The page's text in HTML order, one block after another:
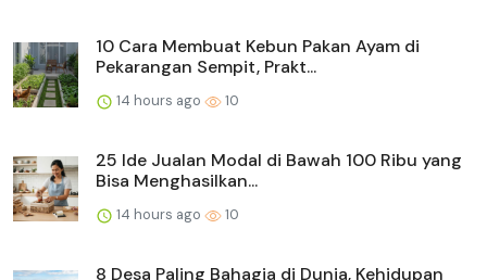
10 Cara Membuat Kebun Pakan Ayam di
Pekarangan Sempit, Prakt...
14 hours ago 10
25 Ide Jualan Modal di Bawah 100 Ribu yang
Bisa Menghasilkan...
14 hours ago 10
8 Desa Paling Bahagia di Dunia, Kehidupan